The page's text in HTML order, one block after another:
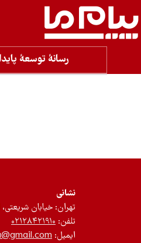
رسانۀ توسعۀ
نشانی
تهران: خیابان شریعتی،
تلفن: ۰۲۱۲۸۴۲۱۹۱۰
ایمیل: